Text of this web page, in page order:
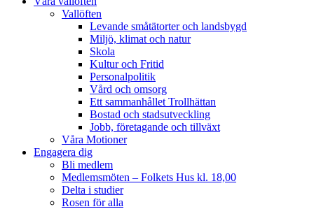
Vallöften
Levande småtätorter och landsbygd
Miljö, klimat och natur
Skola
Kultur och Fritid
Personalpolitik
Vård och omsorg
Ett sammanhållet Trollhättan
Bostad och stadsutveckling
Jobb, företagande och tillväxt
Våra Motioner
Engagera dig
Bli medlem
Medlemsmöten – Folkets Hus kl. 18,00
Delta i studier
Rosen för alla